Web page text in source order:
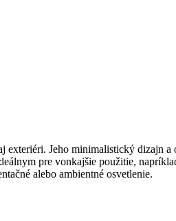
Jeho minimalistický dizajn
pre vonkajšie použitie,
alebo ambientné osvetlenie.